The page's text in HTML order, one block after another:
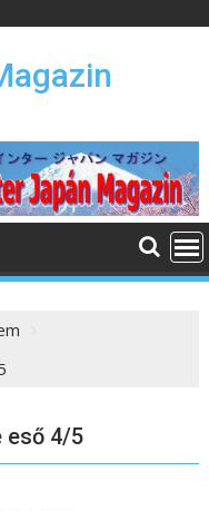
eső 4/5